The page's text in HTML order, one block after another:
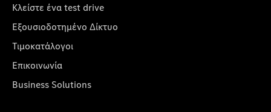
Κλείστε ένα test drive
Εξουσιοδοτημένο Δίκτυο
Τιμοκατάλογοι
Επικοινωνία
Business Solutions